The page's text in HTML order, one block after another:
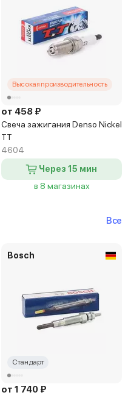
Высокая производительность
от 458 ₽
Свеча зажигания Denso Nickel
TT
4604
Через 15 мин
в 8 магазинах
Все
Bosch
Стандарт
от 1 740 ₽